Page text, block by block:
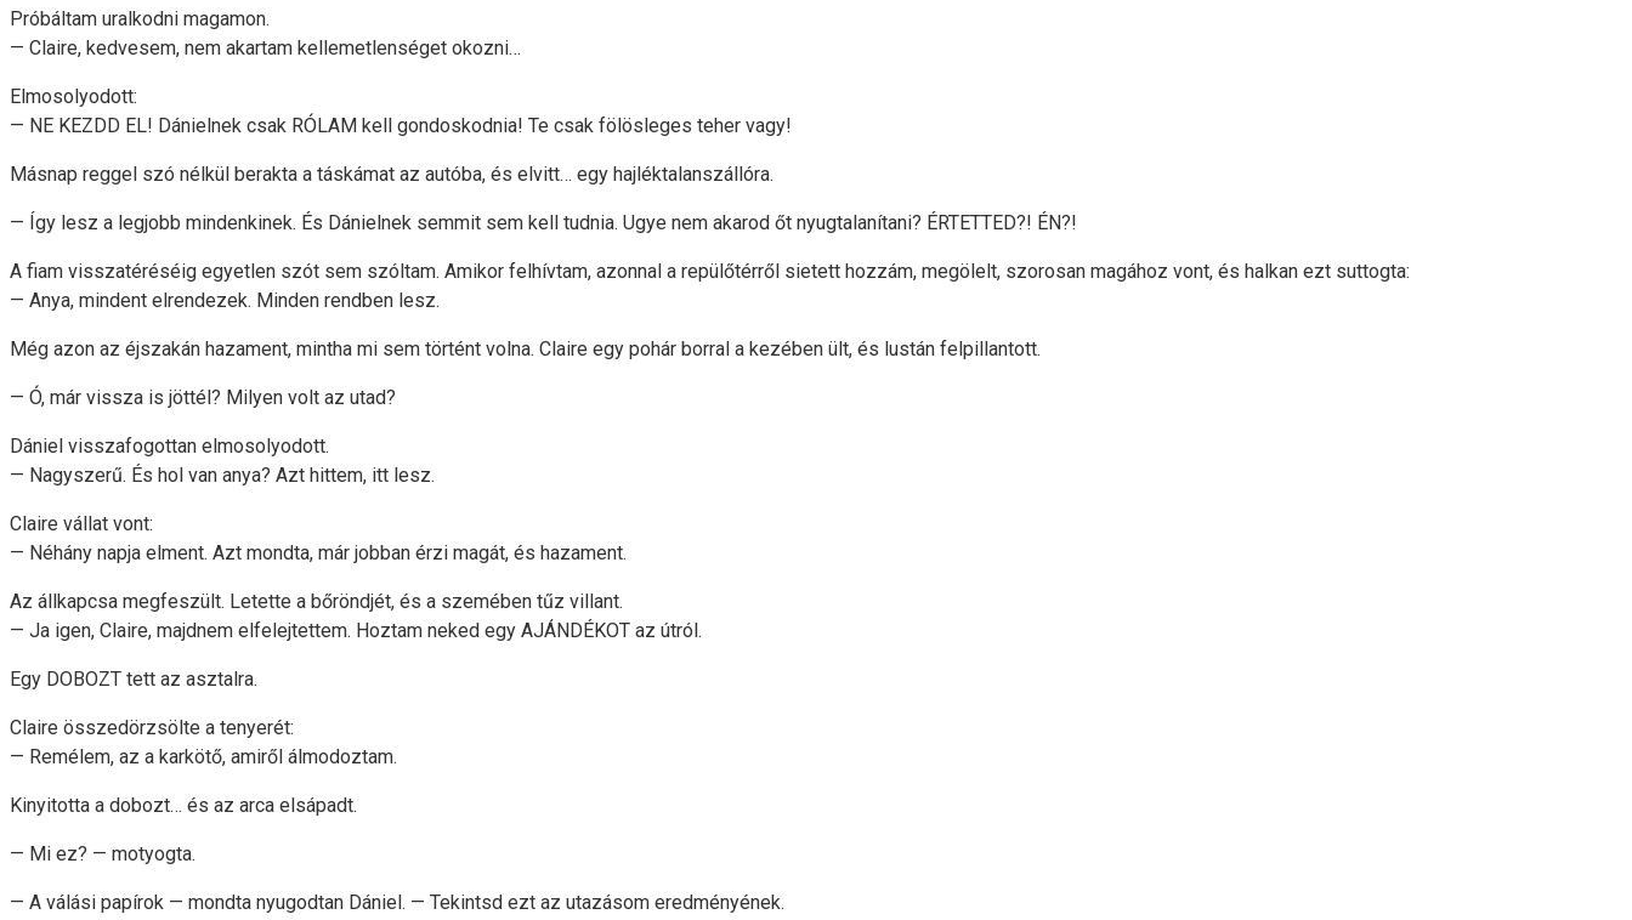
Próbáltam uralkodni magamon.
— Claire, kedvesem, nem akartam kellemetlenséget okozni…
Elmosolyodott:
— NE KEZDD EL! Dánielnek csak RÓLAM kell gondoskodnia! Te csak fölösleges teher vagy!
Másnap reggel szó nélkül berakta a táskámat az autóba, és elvitt… egy hajléktalanszállóra.
— Így lesz a legjobb mindenkinek. És Dánielnek semmit sem kell tudnia. Ugye nem akarod őt nyugtalanítani? ÉRTETTED?! ÉN?!
A fiam visszatéréséig egyetlen szót sem szóltam. Amikor felhívtam, azonnal a repülőtérről sietett hozzám, megölelt, szorosan magához vont, és halkan ezt suttogta:
— Anya, mindent elrendezek. Minden rendben lesz.
Még azon az éjszakán hazament, mintha mi sem történt volna. Claire egy pohár borral a kezében ült, és lustán felpillantott.
— Ó, már vissza is jöttél? Milyen volt az utad?
Dániel visszafogottan elmosolyodott.
— Nagyszerű. És hol van anya? Azt hittem, itt lesz.
Claire vállat vont:
— Néhány napja elment. Azt mondta, már jobban érzi magát, és hazament.
Az állkapcsa megfeszült. Letette a bőröndjét, és a szemében tűz villant.
— Ja igen, Claire, majdnem elfelejtettem. Hoztam neked egy AJÁNDÉKOT az útról.
Egy DOBOZT tett az asztalra.
Claire összedörzsölte a tenyerét:
— Remélem, az a karkötő, amiről álmodoztam.
Kinyitotta a dobozt… és az arca elsápadt.
— Mi ez? — motyogta.
— A válási papírok — mondta nyugodtan Dániel. — Tekintsd ezt az utazásom eredményének.